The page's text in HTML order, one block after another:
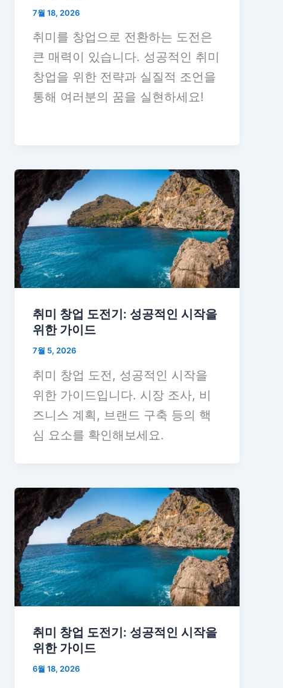
7월 18, 2026
취미를 창업으로 전환하는 도전은
큰 매력이 있습니다. 성공적인 취미
창업을 위한 전략과 실질적 조언을
통해 여러분의 꿈을 실현하세요!
취미 창업 도전기: 성공적인 시작을
위한 가이드
7월 5, 2026
취미 창업 도전, 성공적인 시작을
위한 가이드입니다. 시장 조사, 비
즈니스 계획, 브랜드 구축 등의 핵
심 요소를 확인해보세요.
취미 창업 도전기: 성공적인 시작을
위한 가이드
6월 18, 2026